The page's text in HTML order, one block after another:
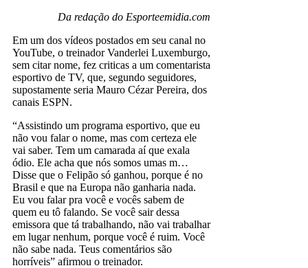
Da redação do Esporteemidia.com
Em um dos vídeos postados em seu canal no
YouTube, o treinador Vanderlei Luxemburgo,
sem citar nome, fez criticas a um comentarista
esportivo de TV, que, segundo seguidores,
supostamente seria Mauro Cézar Pereira, dos
canais ESPN.
“Assistindo um programa esportivo, que eu
não vou falar o nome, mas com certeza ele
vai saber. Tem um camarada aí que exala
ódio. Ele acha que nós somos umas m…
Disse que o Felipão só ganhou, porque é no
Brasil e que na Europa não ganharia nada.
Eu vou falar pra você e vocês sabem de
quem eu tô falando. Se você sair dessa
emissora que tá trabalhando, não vai trabalhar
em lugar nenhum, porque você é ruim. Você
não sabe nada. Teus comentários são
horríveis” afirmou o treinador.